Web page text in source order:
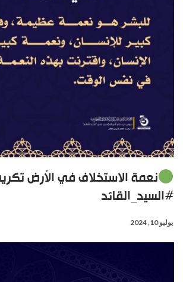
نعمة الاستخلاف في الأرض
#السيد_القائد
يوليو 10, 2024